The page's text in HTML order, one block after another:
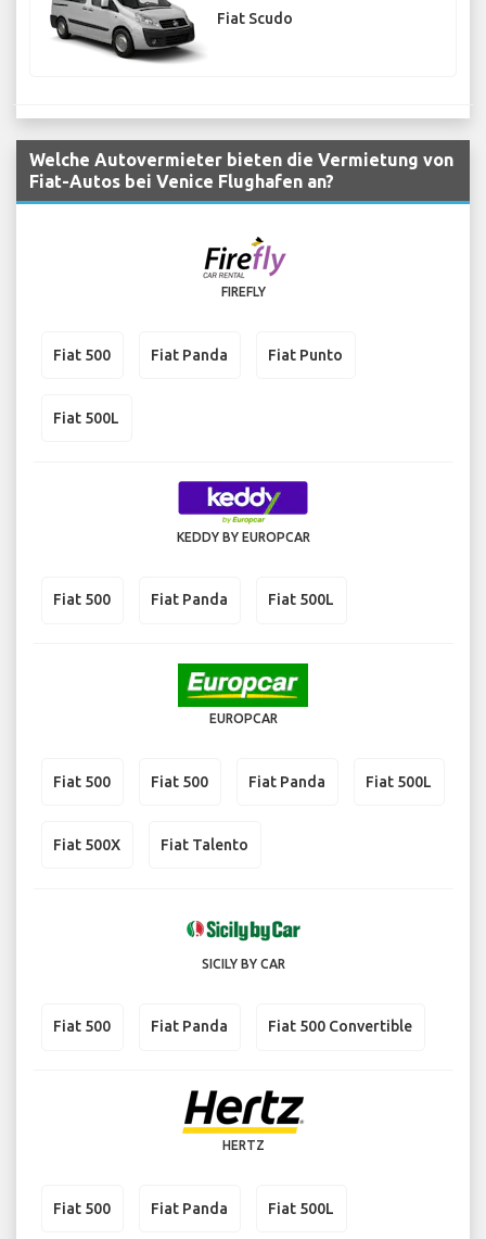
Fiat Scudo
Welche Autovermieter bieten die Vermietung von
Fiat-Autos bei Venice Flughafen an?
FIREFLY
Fiat 500 Fiat Panda Fiat Punto
Fiat 500L
KEDDY BY EUROPCAR
Fiat 500 Fiat Panda Fiat 500L
EUROPCAR
Fiat 500 Fiat 500 Fiat Panda Fiat 500L
Fiat 500X Fiat Talento
SICILY BY CAR
Fiat 500 Fiat Panda Fiat 500 Convertible
HERTZ
Fiat 500 Fiat Panda Fiat 500L